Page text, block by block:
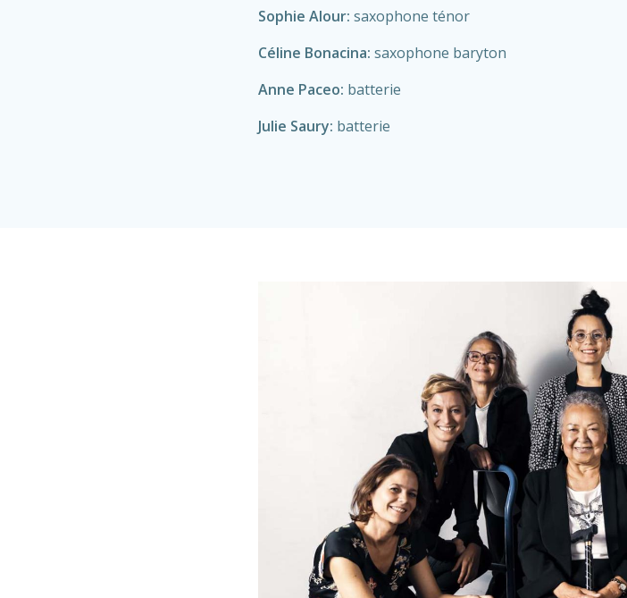
Sophie Alour: saxophone ténor
Céline Bonacina: saxophone baryton
Anne Paceo: batterie
Julie Saury: batterie